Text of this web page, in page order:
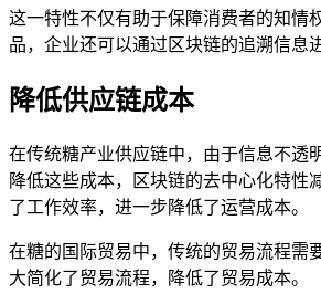
这一特性不仅有助于保障消费者的知情
品，企业还可以通过区块链的追溯信息
降低供应链成本
在传统糖产业供应链中，由于信息不透
降低这些成本，区块链的去中心化特
了工作效率，进一步降低了运营成本。
在糖的国际贸易中，传统的贸易流程需
大简化了贸易流程，降低了贸易成本。